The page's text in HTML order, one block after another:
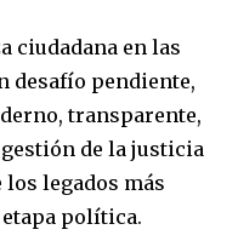
ciudadana en las
desafío pendiente,
transparente,
de la justicia
legados más
política.